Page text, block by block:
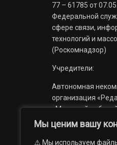
Мы ценим вашу
⚠️ Мы используем
77 – 61785 от
Федеральной
сфере связи,
технологий и
(Роскомнадзор)
Учредители:
Автономная
организация
«Миасский
Областное
учреждение